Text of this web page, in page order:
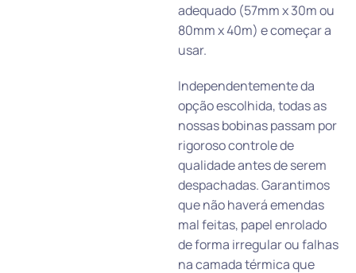
adequado (57mm x 30m ou
80mm x 40m) e começar a
usar.
Independentemente da
opção escolhida, todas as
nossas bobinas passam por
rigoroso controle de
qualidade antes de serem
despachadas. Garantimos
que não haverá emendas
mal feitas, papel enrolado
de forma irregular ou falhas
na camada térmica que